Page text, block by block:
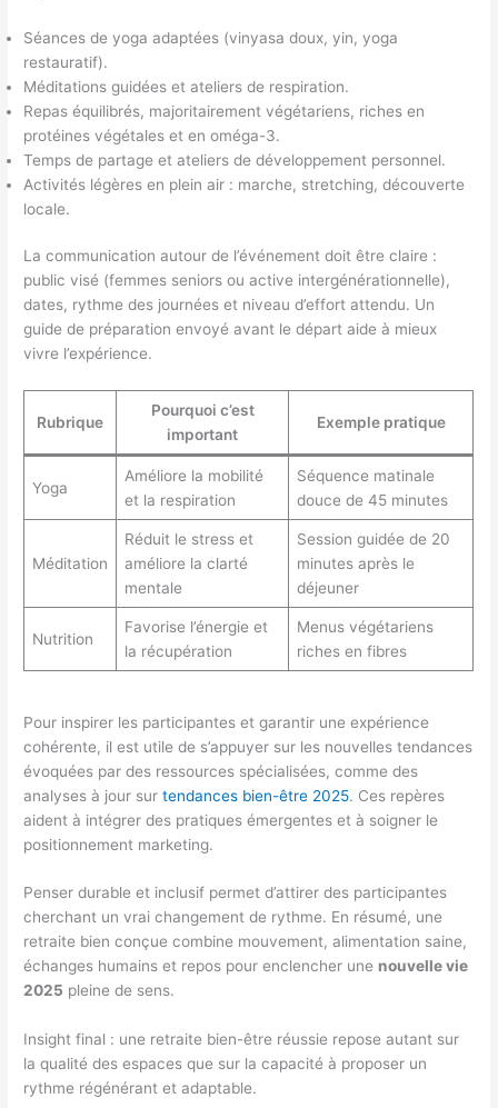
Séances de yoga adaptées (vinyasa doux, yin, yoga
restauratif).
Méditations guidées et ateliers de respiration.
Repas équilibrés, majoritairement végétariens, riches en
protéines végétales et en oméga-3.
Temps de partage et ateliers de développement personnel.
Activités légères en plein air : marche, stretching, découverte
locale.
La communication autour de l’événement doit être claire :
public visé (femmes seniors ou active intergénérationnelle),
dates, rythme des journées et niveau d’effort attendu. Un
guide de préparation envoyé avant le départ aide à mieux
vivre l’expérience.
Rubrique
Pourquoi c’est
important
Exemple pratique
Yoga
Améliore la mobilité
et la respiration
Séquence matinale
douce de 45 minutes
Méditation
Réduit le stress et
améliore la clarté
mentale
Session guidée de 20
minutes après le
déjeuner
Nutrition
Favorise l’énergie et
la récupération
Menus végétariens
riches en fibres
Pour inspirer les participantes et garantir une expérience
cohérente, il est utile de s’appuyer sur les nouvelles tendances
évoquées par des ressources spécialisées, comme des
analyses à jour surtendances bien-être 2025. Ces repères
aident à intégrer des pratiques émergentes et à soigner le
positionnement marketing.
Penser durable et inclusif permet d’attirer des participantes
cherchant un vrai changement de rythme. En résumé, une
retraite bien conçue combine mouvement, alimentation saine,
échanges humains et repos pour enclencher une nouvelle vie
2025 pleine de sens.
Insight final : une retraite bien-être réussie repose autant sur
la qualité des espaces que sur la capacité à proposer un
rythme régénérant et adaptable.